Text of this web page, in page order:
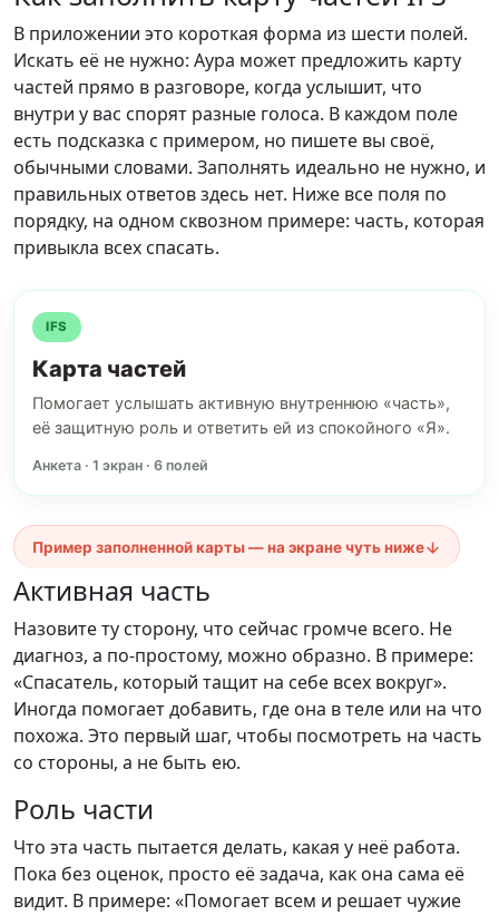
В приложении это короткая форма из шести полей.
Искать её не нужно: Аура может предложить карту
частей прямо в разговоре, когда услышит, что
внутри у вас спорят разные голоса. В каждом поле
есть подсказка с примером, но пишете вы своё,
обычными словами. Заполнять идеально не нужно, и
правильных ответов здесь нет. Ниже все поля по
порядку, на одном сквозном примере: часть, которая
привыкла всех спасать.
IFS
Карта частей
Помогает услышать активную внутреннюю «часть»,
её защитную роль и ответить ей из спокойного «Я».
Анкета · 1 экран · 6 полей
Пример заполненной карты — на экране чуть ниже
Активная часть
Назовите ту сторону, что сейчас громче всего. Не
диагноз, а по-простому, можно образно. В примере:
«Спасатель, который тащит на себе всех вокруг».
Иногда помогает добавить, где она в теле или на что
похожа. Это первый шаг, чтобы посмотреть на часть
со стороны, а не быть ею.
Роль части
Что эта часть пытается делать, какая у неё работа.
Пока без оценок, просто её задача, как она сама её
видит. В примере: «Помогает всем и решает чужие